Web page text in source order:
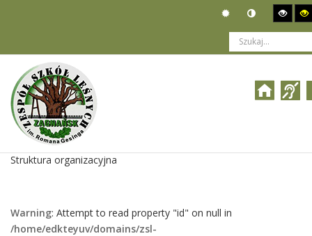
Jesteś tutaj: Organizacja
ROOT > Biuletyn Informacji Publicznej
Struktura organizacyjna
Warning: Attempt to read property "id" on null in
/home/edkteyuv/domains/zsl-